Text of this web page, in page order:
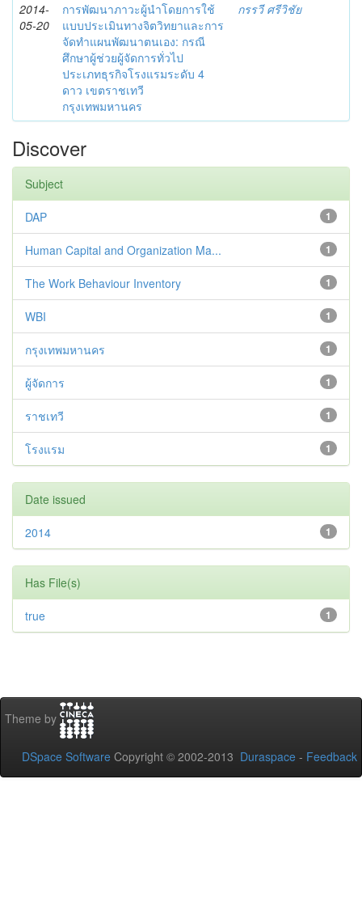
2014-
05-20
การพัฒนาภาวะผู้นำโดยการใช้
แบบประเมินทางจิตวิทยาและการ
จัดทำแผนพัฒนาตนเอง: กรณี
ศึกษาผู้ช่วยผู้จัดการทั่วไป
ประเภทธุรกิจโรงแรมระดับ 4
ดาว เขตราชเทวี
กรุงเทพมหานคร
กรรวี ศรีวิชัย
Discover
Subject
1
DAP
1
Human Capital and Organization Ma...
1
The Work Behaviour Inventory
1
WBI
1
กรุงเทพมหานคร
1
ผู้จัดการ
1
ราชเทวี
1
โรงแรม
Date issued
1
2014
Has File(s)
1
true
Theme by
DSpace Software Copyright © 2002-2013 Duraspace - Feedback